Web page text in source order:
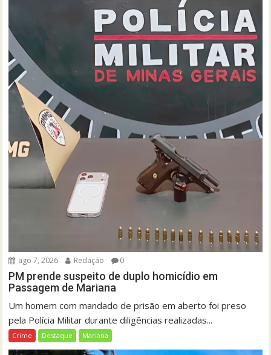
ago 7, 2026 Redação 0
PM prende suspeito de duplo homicídio em
Passagem de Mariana
Um homem com mandado de prisão em aberto foi preso
pela Polícia Militar durante diligências realizadas...
Crime Destaque Mariana